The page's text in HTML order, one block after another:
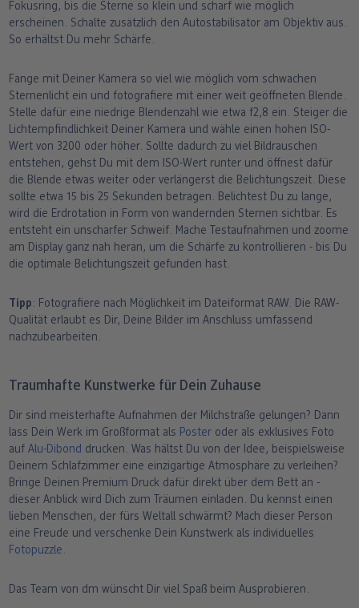
Fokusring, bis die Sterne so klein und scharf wie möglich
erscheinen. Schalte zusätzlich den Autostabilisator am Objektiv aus.
So erhältst Du mehr Schärfe.
Fange mit Deiner Kamera so viel wie möglich vom schwachen
Sternenlicht ein und fotografiere mit einer weit geöffneten Blende.
Stelle dafür eine niedrige Blendenzahl wie etwa f2,8 ein. Steiger die
Lichtempfindlichkeit Deiner Kamera und wähle einen hohen ISO-
Wert von 3200 oder höher. Sollte dadurch zu viel Bildrauschen
entstehen, gehst Du mit dem ISO-Wert runter und öffnest dafür
die Blende etwas weiter oder verlängerst die Belichtungszeit. Diese
sollte etwa 15 bis 25 Sekunden betragen. Belichtest Du zu lange,
wird die Erdrotation in Form von wandernden Sternen sichtbar. Es
entsteht ein unscharfer Schweif. Mache Testaufnahmen und zoome
am Display ganz nah heran, um die Schärfe zu kontrollieren - bis Du
die optimale Belichtungszeit gefunden hast.
Tipp : Fotografiere nach Möglichkeit im Dateiformat RAW. Die RAW-
Qualität erlaubt es Dir, Deine Bilder im Anschluss umfassend
nachzubearbeiten.
Traumhafte Kunstwerke für Dein Zuhause
Dir sind meisterhafte Aufnahmen der Milchstraße gelungen? Dann
lass Dein Werk im Großformat als Poster oder als exklusives Foto
aufAlu-Dibond drucken. Was hältst Du von der Idee, beispielsweise
Deinem Schlafzimmer eine einzigartige Atmosphäre zu verleihen?
Bringe Deinen Premium Druck dafür direkt über dem Bett an -
dieser Anblick wird Dich zum Träumen einladen. Du kennst einen
lieben Menschen, der fürs Weltall schwärmt? Mach dieser Person
eine Freude und verschenke Dein Kunstwerk als individuelles
Fotopuzzle .
Das Team von dm wünscht Dir viel Spaß beim Ausprobieren.